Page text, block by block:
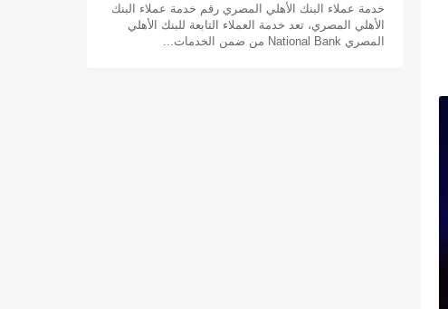
خدمة عملاء البنك الأهلي المصري رقم خدمة عملاء البنك
الأهلي المصري، تعد خدمة العملاء التابعة للبنك الأهلي
المصري National Bank من ضمن الخدمات...